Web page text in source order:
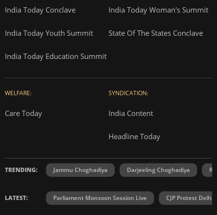
India Today Conclave India Today Woman's Summit
India Today Youth Summit State Of The States Conclave
India Today Education Summit
WELFARE:
Care Today
SYNDICATION:
India Content
Headline Today
TRENDING: Jammu Choghadiya Darjeeling Choghadiya
LATEST: Parliament Monsoon Session Live CJP Protest Delhi